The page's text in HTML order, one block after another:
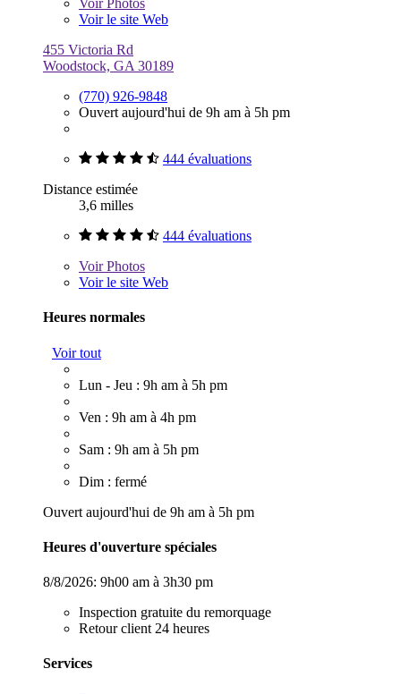
VoirPhotos
Voir le site Web
455 Victoria Rd
Woodstock, GA 30189
(770) 926-9848
Ouvert aujourd'hui de 9h am à 5h pm
444 évaluations
Distance estimée
3,6 milles
444 évaluations
VoirPhotos
Voir le site Web
Heures normales
Voir tout
Lun - Jeu : 9h am à 5h pm
Ven : 9h am à 4h pm
Sam : 9h am à 5h pm
Dim : fermé
Ouvert aujourd'hui de 9h am à 5h pm
Heures d'ouverture spéciales
8/8/2026: 9h00 am à 3h30 pm
Inspection gratuite du remorquage
Retour client 24 heures
Services